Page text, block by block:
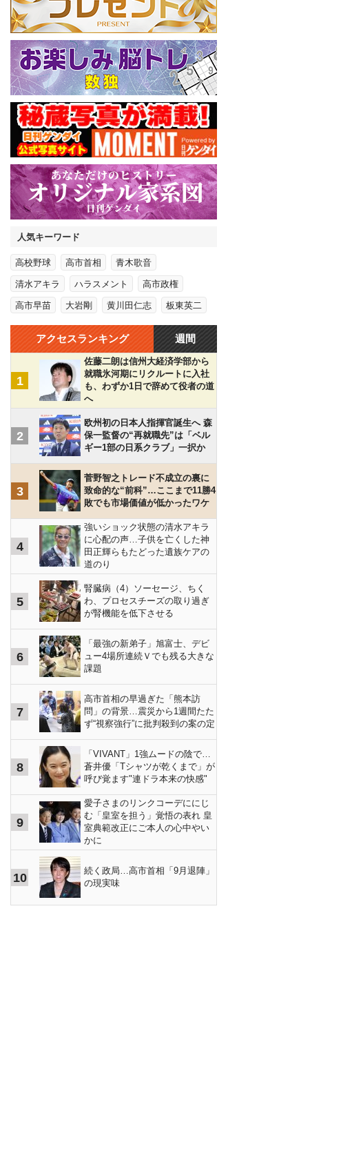
人気キーワード
高校野球 高市首相 青木歌音
清水アキラ ハラスメント 高市政権
高市早苗 大岩剛 黄川田仁志 板東英二
アクセスランキング 週間
1
佐藤二朗は信州大経済学部から
就職氷河期にリクルートに入社
も、わずか1日で辞めて役者の道
へ
2
欧州初の日本人指揮官誕生へ 森
保一監督の“再就職先”は「ベル
ギー1部の日系クラブ」一択か
3
菅野智之トレード不成立の裏に
致命的な“前科”…ここまで11勝4
敗でも市場価値が低かったワケ
4
強いショック状態の清水アキラ
に心配の声…子供を亡くした神
田正輝らもたどった遺族ケアの
道のり
5
腎臓病（4）ソーセージ、ちく
わ、プロセスチーズの取り過ぎ
が腎機能を低下させる
6
「最強の新弟子」旭富士、デビ
ュー4場所連続Ｖでも残る大きな
課題
7
高市首相の早過ぎた「熊本訪
問」の背景…震災から1週間たた
ず“視察強行”に批判殺到の案の定
8
「VIVANT」1強ムードの陰で…
蒼井優「Tシャツが乾くまで」が
呼び覚ます"連ドラ本来の快感"
9
愛子さまのリンクコーデににじ
む「皇室を担う」覚悟の表れ 皇
室典範改正にご本人の心中やい
かに
10
続く政局…高市首相「9月退陣」
の現実味